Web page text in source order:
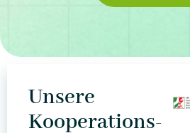
Unsere
Kooperations­